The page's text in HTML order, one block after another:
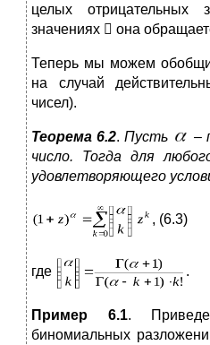
целых отрицательных
значениях  она
Теперь мы можем
на случай
чисел).
Теорема 6.2. Пусть
–
число. Тогда для
удовлетворяющего
, (6.3)
где .
Пример 6.1.
биномиальных